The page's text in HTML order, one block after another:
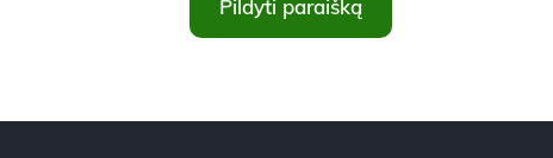
Pildyti paraišką